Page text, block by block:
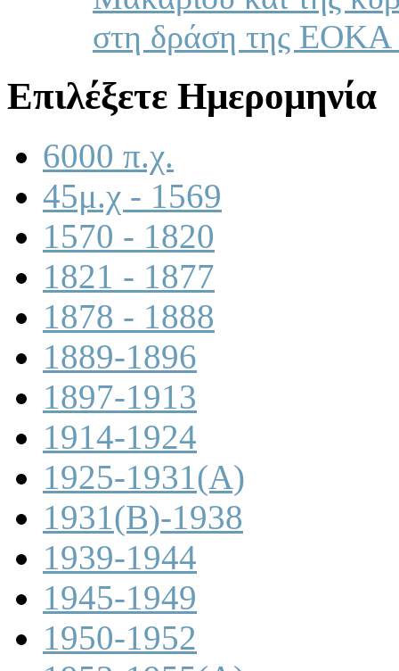
στη δράση της
Επιλέξετε Ημερομηνία
6000 π.χ.
45μ.χ - 1569
1570 - 1820
1821 - 1877
1878 - 1888
1889-1896
1897-1913
1914-1924
1925-1931(A)
1931(B)-1938
1939-1944
1945-1949
1950-1952